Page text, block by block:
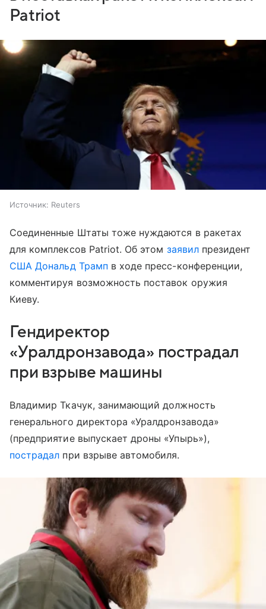
Patriot
Источник: Reuters
Соединенные Штаты тоже нуждаются в ракетах
для комплексов Patriot. Об этом заявил президент
США Дональд Трамп в ходе пресс-конференции,
комментируя возможность поставок оружия
Киеву.
Гендиректор
«Уралдронзавода» пострадал
при взрыве машины
Владимир Ткачук, занимающий должность
генерального директора «Уралдронзавода»
(предприятие выпускает дроны «Упырь»),
пострадал при взрыве автомобиля.